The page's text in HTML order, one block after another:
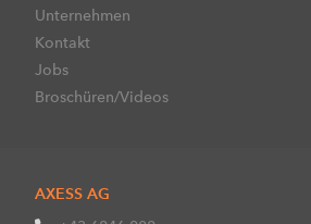
Unternehmen
Kontakt
Jobs
Broschüren/Videos
AXESS AG